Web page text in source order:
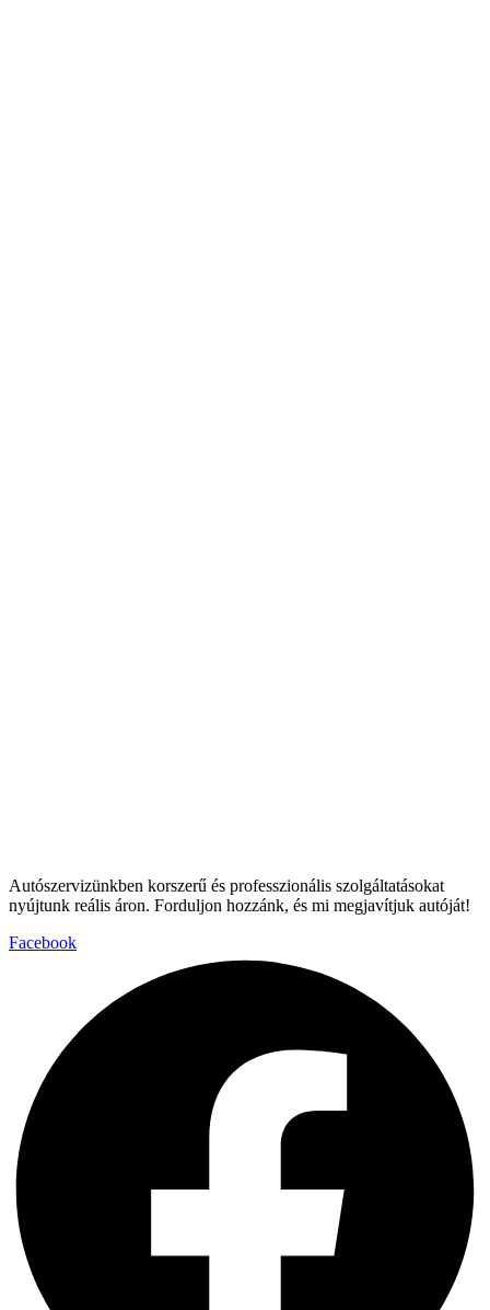
Autószervizünkben korszerű és professzionális szolgáltatásokat
nyújtunk reális áron. Forduljon hozzánk, és mi megjavítjuk autóját!
Facebook